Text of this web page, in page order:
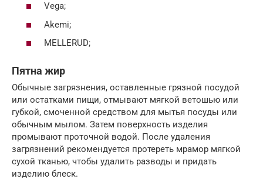
Vega;
Akemi;
MELLERUD;
Пятна жир
Обычные загрязнения, оставленные грязной посудой
или остатками пищи, отмывают мягкой ветошью или
губкой, смоченной средством для мытья посуды или
обычным мылом. Затем поверхность изделия
промывают проточной водой. После удаления
загрязнений рекомендуется протереть мрамор мягкой
сухой тканью, чтобы удалить разводы и придать
изделию блеск.